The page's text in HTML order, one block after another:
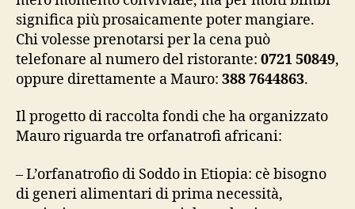
significa più prosaicamente poter mangiare.
Chi volesse prenotarsi per la cena può
telefonare al numero del ristorante: 0721 50849,
oppure direttamente a Mauro: 388 7644863.
Il progetto di raccolta fondi che ha organizzato
Mauro riguarda tre orfanatrofi africani:
– L’orfanatrofio di Soddo in Etiopia: cè bisogno
di generi alimentari di prima necessità,